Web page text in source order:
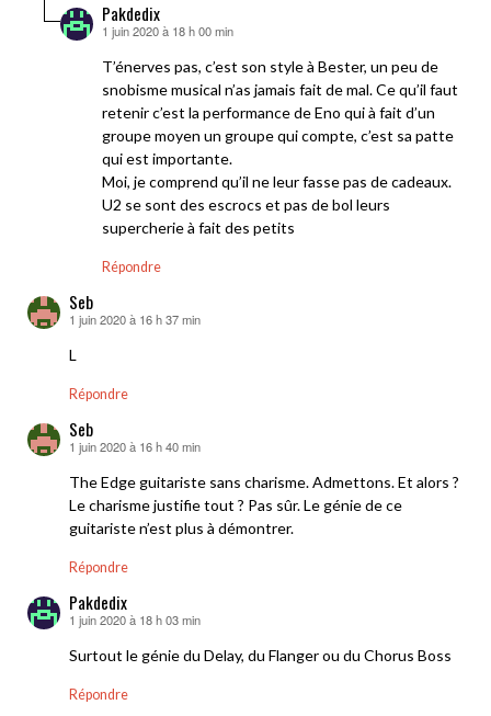
Pakdedix
dit :
1 juin 2020 à 18 h 00 min
T’énerves pas, c’est son style à Bester, un peu de
snobisme musical n’as jamais fait de mal. Ce qu’il faut
retenir c’est la performance de Eno qui à fait d’un
groupe moyen un groupe qui compte, c’est sa patte
qui est importante.
Moi, je comprend qu’il ne leur fasse pas de cadeaux.
U2 se sont des escrocs et pas de bol leurs
supercherie à fait des petits
Répondre
Seb
dit :
1 juin 2020 à 16 h 37 min
L
Répondre
Seb
dit :
1 juin 2020 à 16 h 40 min
The Edge guitariste sans charisme. Admettons. Et alors ?
Le charisme justifie tout ? Pas sûr. Le génie de ce
guitariste n’est plus à démontrer.
Répondre
Pakdedix
dit :
1 juin 2020 à 18 h 03 min
Surtout le génie du Delay, du Flanger ou du Chorus Boss
Répondre